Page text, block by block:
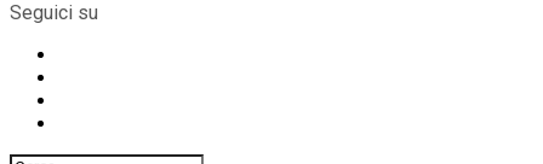
Seguici su